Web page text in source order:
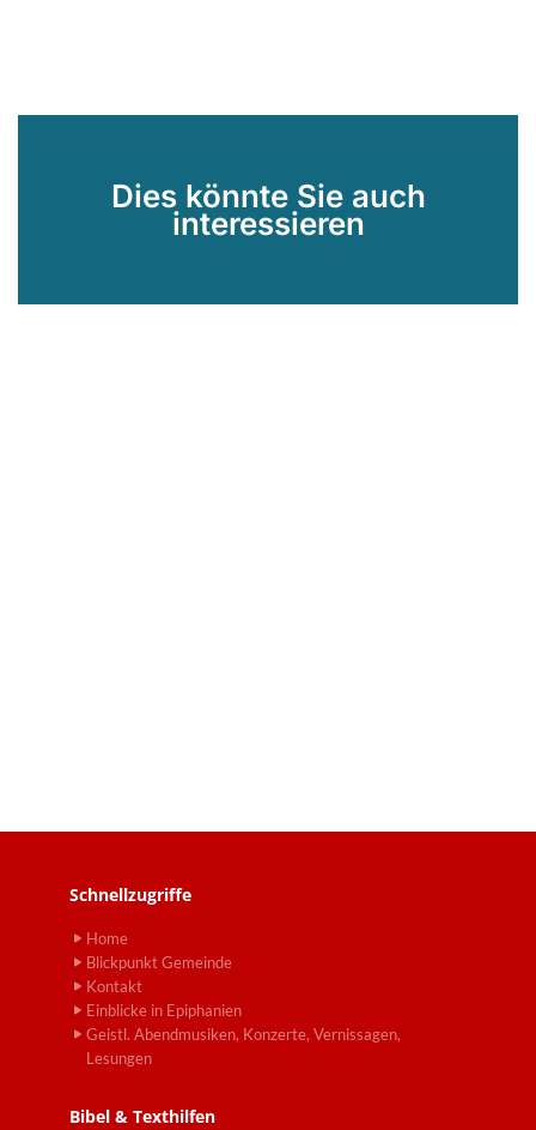
Dies könnte Sie auch
interessieren
Schnellzugriffe
Home
Blickpunkt Gemeinde
Kontakt
Einblicke in Epiphanien
Geistl. Abendmusiken, Konzerte, Vernissagen,
Lesungen
Bibel & Texthilfen